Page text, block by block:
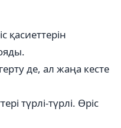
қасиеттерін
де, ал жаңа кесте
түрлі-түрлі. Өріс